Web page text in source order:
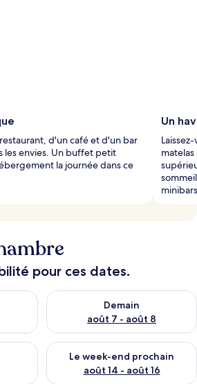
d'un café et d'un bar
les envies. Un buffet petit
la journée dans ce
Un
pour ces dates.
ce soir août 6 - août 7
Demain
août 7 - août 8
Vérifier la disponibilité pour
ce week-end août 7 - août 9
Le week-end prochain
août 14 - août 16
Vérifier la disponibilité pour